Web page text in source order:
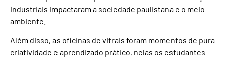
industriais impactaram a sociedade paulistana e o meio
ambiente.
Além disso, as oficinas de vitrais foram momentos de pura
criatividade e aprendizado prático, nelas os estudantes